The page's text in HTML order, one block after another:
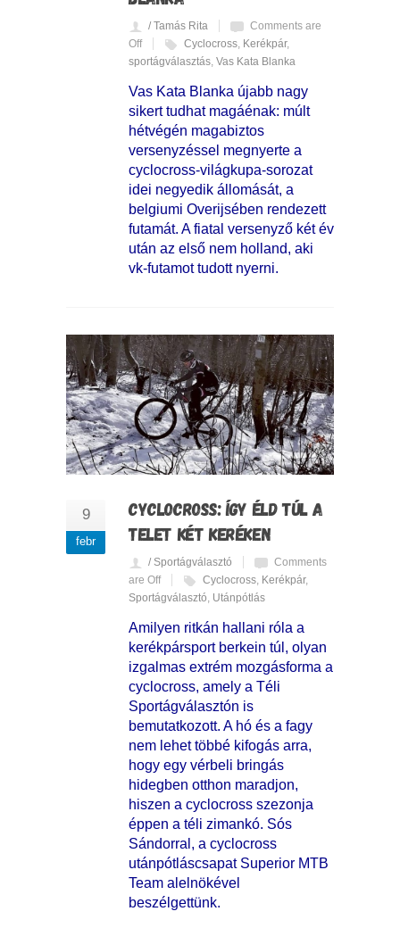
/ Tamás Rita
Comments are
Off
Cyclocross, Kerékpár,
sportágválasztás, Vas Kata Blanka
Vas Kata Blanka újabb nagy
sikert tudhat magáénak: múlt
hétvégén magabiztos
versenyzéssel megnyerte a
cyclocross-világkupa-sorozat
idei negyedik állomását, a
belgiumi Overijsében rendezett
futamát. A fiatal versenyző két év
után az első nem holland, aki
vk-futamot tudott nyerni.
9
febr
CYCLOCROSS: ÍGY ÉLD TÚL A
TELET KÉT KERÉKEN
/ Sportágválasztó
Comments
are Off
Cyclocross Kerékpár,
Sportágválasztó Utánpótlás
Amilyen ritkán hallani róla a
kerékpársport berkein túl, olyan
izgalmas extrém mozgásforma a
cyclocross, amely a Téli
Sportágválasztón is
bemutatkozott. A hó és a fagy
nem lehet többé kifogás arra,
hogy egy vérbeli bringás
hidegben otthon maradjon,
hiszen a cyclocross szezonja
éppen a téli zimankó. Sós
Sándorral, a cyclocross
utánpótláscsapat Superior MTB
Team alelnökével
beszélgettünk.